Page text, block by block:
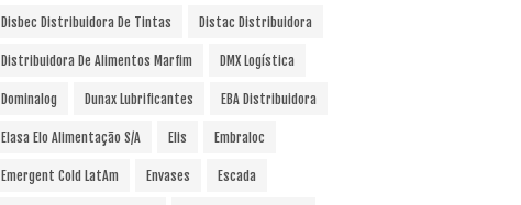
Disbec Distribuidora De Tintas Distac Distribuidora
Distribuidora De Alimentos Marfim DMX Logística
Dominalog Dunax Lubrificantes EBA Distribuidora
Elasa Elo Alimentação S/A Elis Embraloc
Emergent Cold LatAm Envases Escada